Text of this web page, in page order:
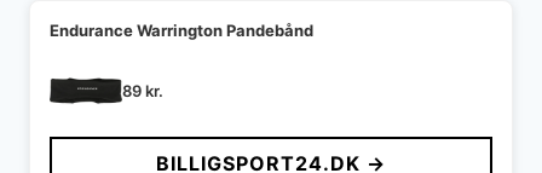
Endurance Warrington Pandebånd
89kr.
BILLIGSPORT24.DK →